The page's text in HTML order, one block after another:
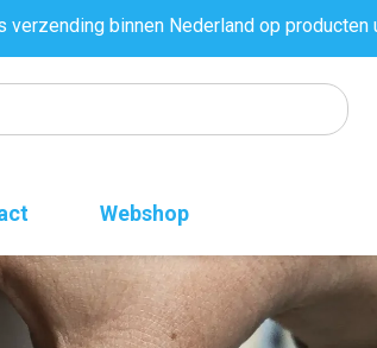
verzending binnen Nederland op
Webshop